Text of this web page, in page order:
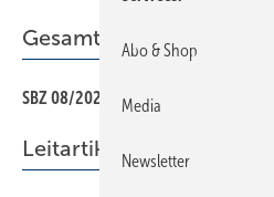
Gesamt-PDF der Ausgabe
SBZ 08/2025 als PDF
Leitartikel
Abo & Shop
Media
Newsletter